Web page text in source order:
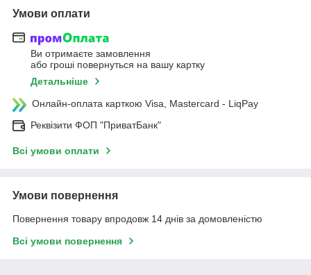
Умови оплати
Ви отримаєте замовлення
або гроші повернуться на вашу картку
Детальніше
Онлайн-оплата карткою Visa, Mastercard - LiqPay
Реквізити ФОП "ПриватБанк"
Всі умови оплати
Умови повернення
Повернення товару впродовж 14 днів за домовленістю
Всі умови повернення